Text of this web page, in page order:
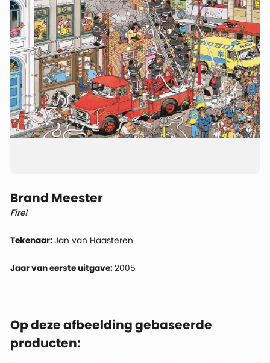
Brand Meester
Fire!
Tekenaar:Jan van Haasteren
Jaar van eerste uitgave:2005
Op deze afbeelding gebaseerde
producten: